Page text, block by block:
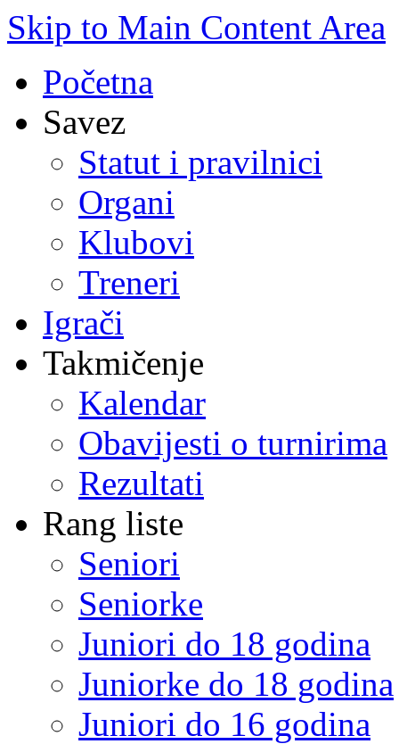
Skip to Main Content Area
Početna
Savez
Statut i pravilnici
Organi
Klubovi
Treneri
Igrači
Takmičenje
Kalendar
Obavijesti o turnirima
Rezultati
Rang liste
Seniori
Seniorke
Juniori do 18 godina
Juniorke do 18 godina
Juniori do 16 godina